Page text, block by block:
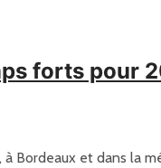
forts pour
à Bordeaux et dans